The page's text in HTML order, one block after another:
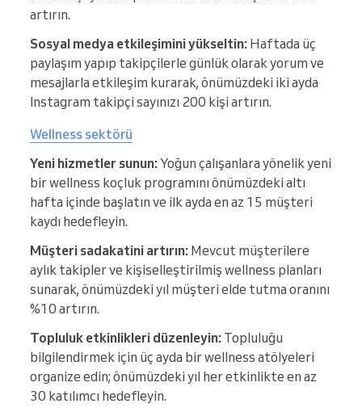
artırın.
Sosyal medya etkileşimini yükseltin: Haftada üç
paylaşım yapıp takipçilerle günlük olarak yorum ve
mesajlarla etkileşim kurarak, önümüzdeki iki ayda
Instagram takipçi sayınızı 200 kişi artırın.
Wellness sektörü
Yeni hizmetler sunun:Yoğun çalışanlara yönelik yeni
bir wellness koçluk programını önümüzdeki altı
hafta içinde başlatın ve ilk ayda en az 15 müşteri
kaydı hedefleyin.
Müşteri sadakatini artırın: Mevcut müşterilere
aylık takipler ve kişiselleştirilmiş wellness planları
sunarak, önümüzdeki yıl müşteri elde tutma oranını
%10 artırın.
Topluluk etkinlikleri düzenleyin: Topluluğu
bilgilendirmek için üç ayda bir wellness atölyeleri
organize edin; önümüzdeki yıl her etkinlikte en az
30 katılımcı hedefleyin.